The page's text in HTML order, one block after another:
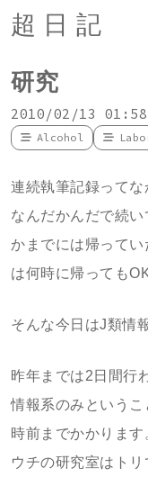
超日記
研究
2010/02/13 01:58
Alcohol
連続執筆記録って
なんだかんだで続
かまでには帰って
は何時に帰っても
そんな今日はJ類情
昨年までは2日間行
情報系のみという
時前までかかります
ウチの研究室はトリ